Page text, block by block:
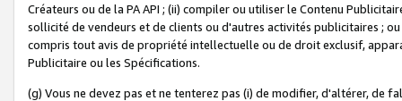
Créateurs ou de la PA API ; (ii) compiler ou utiliser le Contenu
sollicité de vendeurs et de clients ou d'autres activités publicitaires ;
compris tout avis de propriété intellectuelle ou de droit exclusif,
Publicitaire ou les Spécifications.
(g) Vous ne devez pas et ne tenterez pas (i) de modifier, d'altérer, de